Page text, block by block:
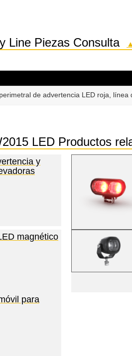
Line Piezas Consulta ▲
de advertencia LED roja,
LED Productos
y
magnético
para